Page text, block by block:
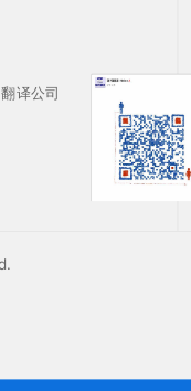
译公司